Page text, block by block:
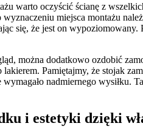
warto oczyścić ścianę z
miejsca montażu
się, że jest on
można dodatkowo ozdobić
Pamiętajmy, że stojak
nadmiernego wysiłku.
i estetyki dzięki